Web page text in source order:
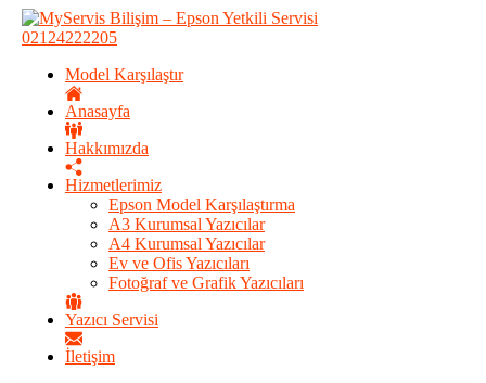
02124222205
Model Karşılaştır
Anasayfa
Hakkımızda
Hizmetlerimiz
Epson Model Karşılaştırma
A3 Kurumsal Yazıcılar
A4 Kurumsal Yazıcılar
Ev ve Ofis Yazıcıları
Fotoğraf ve Grafik Yazıcıları
Yazıcı Servisi
İletişim